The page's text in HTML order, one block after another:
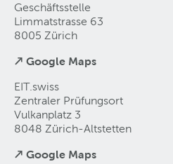
Geschäftsstelle
Limmatstrasse 63
8005 Zürich
↗ Google Maps
EIT.swiss
Zentraler Prüfungsort
Vulkanplatz 3
8048 Zürich-Altstetten
↗ Google Maps